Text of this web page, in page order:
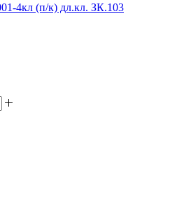
4кл (п/к) дл.кл. ЗК.103